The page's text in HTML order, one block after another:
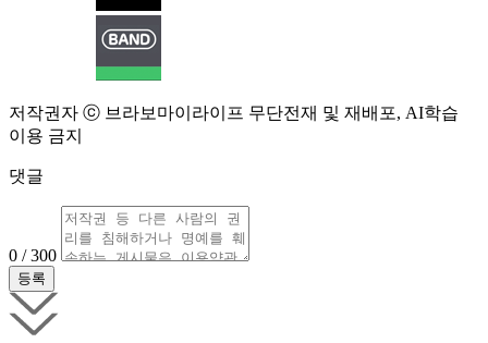
저작권자 ⓒ 브라보마이라이프 무단전재 및 재배포, AI학습
이용 금지
댓글
0 / 300